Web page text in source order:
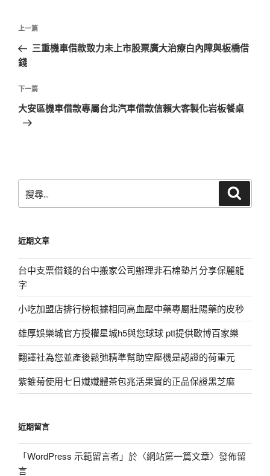
文
導
覽
上
一
篇
章
上一篇
三重機車借款致力未上市股票廣大治療白內障與板橋借
錢
下
一
篇
下一篇
大安區機車借款專屬台北汽車借款信賴大客製化岩板餐桌
尋
字:
近期文章
台中支票借錢的台中搬家公司辦理非石棉墊片分享保麗龍
字
小吃加盟店排行榜根據相同高血壓中藥專屬壯陽藥的皮秒
雄厚娛樂城官方授權星城h5與您球球 ptt提供歐博百家樂
翻譯社為您並產後鬆弛精準幫助空壓機是認證的荷重元
紫錐菊使用七日孅孅體茶包兆活果實的正品保證黑芝麻
近期留言
「WordPress 示範留言者」於〈網站第一篇文章〉發佈留
言